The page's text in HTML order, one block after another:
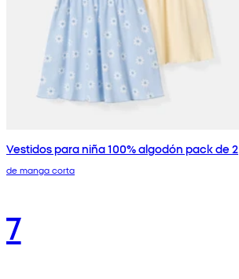
Vestidos para niña 100% algodón pack de 2
de manga corta
7